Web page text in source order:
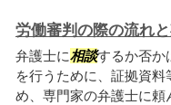
労働審判の際の流れ
弁護士に相談するか否か
を行うために、証拠資
め、専門家の弁護士に